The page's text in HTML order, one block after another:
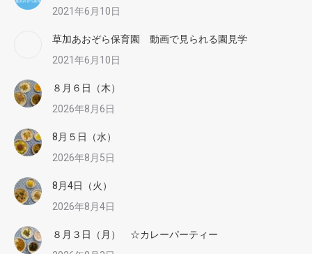
2021年6月10日
草加あおぞら保育園 動画で見られる園見学
2021年6月10日
８月６日（木）
2026年8月6日
8月５日（水）
2026年8月5日
8月4日（火）
2026年8月4日
８月３日（月） ☆カレーパーティー